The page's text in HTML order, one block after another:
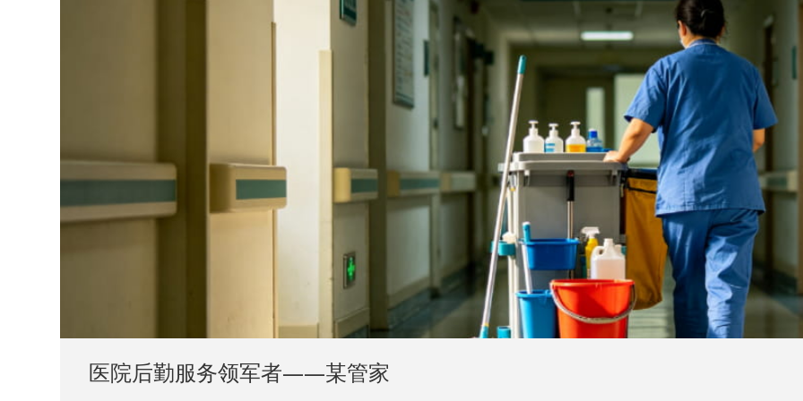
医院后勤服务领军者——某管家